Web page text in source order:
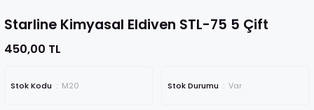
Starline Kimyasal Eldiven STL-75 5 Çift
450,00 TL
Stok Kodu M20 Stok Durumu Var